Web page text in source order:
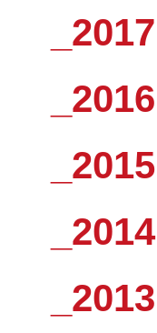
_2017
_2016
_2015
_2014
_2013